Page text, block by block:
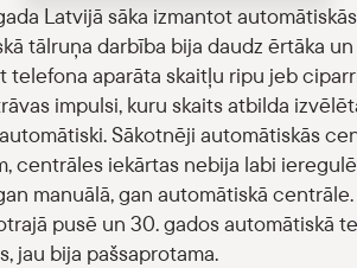
Latvijā sāka izmantot
tālruņa darbība bija daudz ērtāka
telefona aparāta skaitļu ripu jeb
impulsi, kuru skaits atbilda
Sākotnēji automātiskās
centrāles iekārtas nebija labi
manuālā, gan automātiskā
pusē un 30. gados automātiskā
jau bija pašsaprotama.